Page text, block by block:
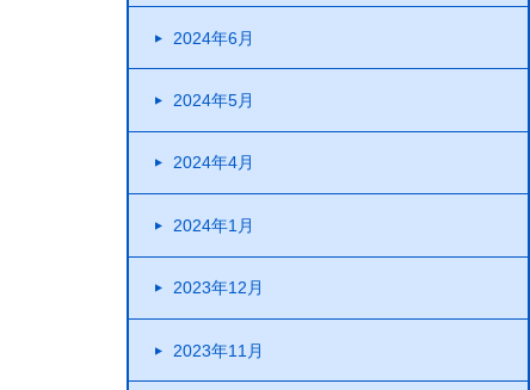
2024年6月
2024年5月
2024年4月
2024年1月
2023年12月
2023年11月